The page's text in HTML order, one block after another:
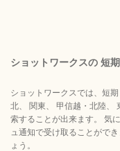
ショットワークスの 短
ショットワークスでは、短
北、 関東、 甲信越・北陸、
索することが出来ます。 気
ュ通知で受け取ることがで
ょう。